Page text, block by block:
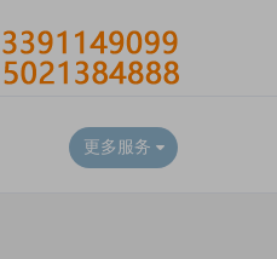
更多服务